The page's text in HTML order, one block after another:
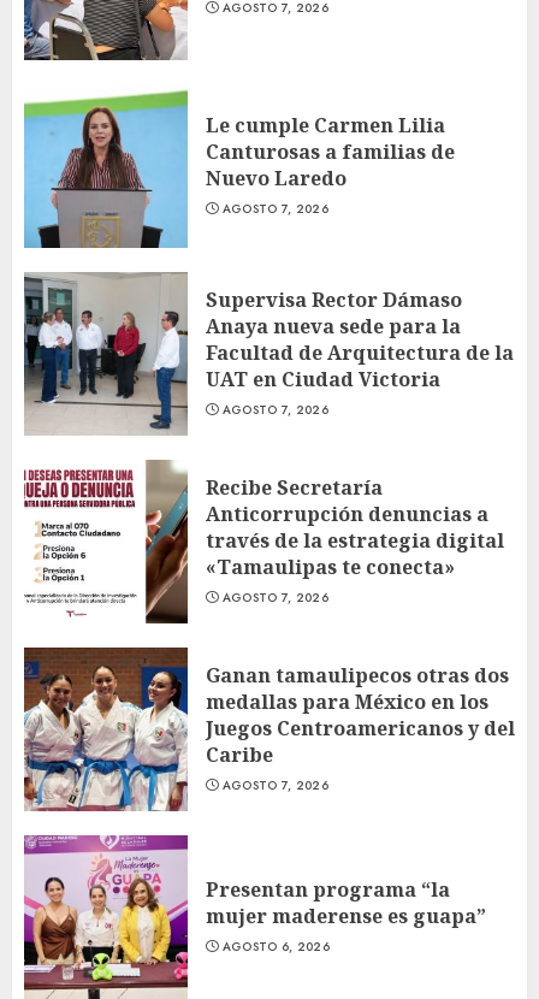
AGOSTO 7, 2026
Le cumple Carmen Lilia
Canturosas a familias de
Nuevo Laredo
AGOSTO 7, 2026
Supervisa Rector Dámaso
Anaya nueva sede para la
Facultad de Arquitectura de la
UAT en Ciudad Victoria
AGOSTO 7, 2026
Recibe Secretaría
Anticorrupción denuncias a
través de la estrategia digital
«Tamaulipas te conecta»
AGOSTO 7, 2026
Ganan tamaulipecos otras dos
medallas para México en los
Juegos Centroamericanos y del
Caribe
AGOSTO 7, 2026
Presentan programa “la
mujer maderense es guapa”
AGOSTO 6, 2026